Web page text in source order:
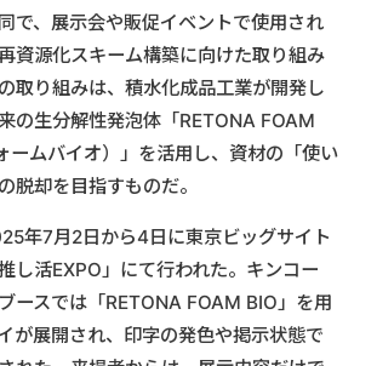
で、展示会や販促イベントで使用され
資源化スキーム構築に向けた取り組み
取り組みは、積水化成品工業が開発し
の生分解性発泡体「RETONA FOAM
ームバイオ）」を活用し、資材の「使い
脱却を目指すものだ。
年7月2日から4日に東京ビッグサイト
し活EXPO」にて行われた。キンコー
ースでは「RETONA FOAM BIO」を用
が展開され、印字の発色や掲示状態で